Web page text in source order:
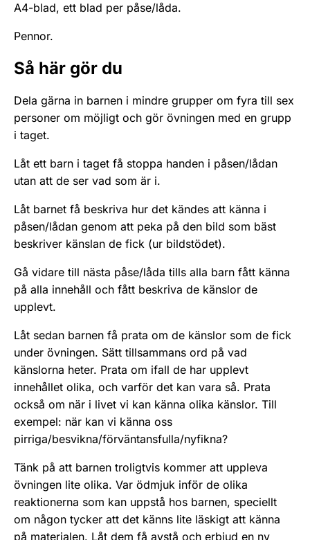
A4-blad, ett blad per påse/låda.
Pennor.
Så här gör du
Dela gärna in barnen i mindre grupper om fyra till sex
personer om möjligt och gör övningen med en grupp
i taget.
Låt ett barn i taget få stoppa handen i påsen/lådan
utan att de ser vad som är i.
Låt barnet få beskriva hur det kändes att känna i
påsen/lådan genom att peka på den bild som bäst
beskriver känslan de fick (ur bildstödet).
Gå vidare till nästa påse/låda tills alla barn fått känna
på alla innehåll och fått beskriva de känslor de
upplevt.
Låt sedan barnen få prata om de känslor som de fick
under övningen. Sätt tillsammans ord på vad
känslorna heter. Prata om ifall de har upplevt
innehållet olika, och varför det kan vara så. Prata
också om när i livet vi kan känna olika känslor. Till
exempel: när kan vi känna oss
pirriga/besvikna/förväntansfulla/nyfikna?
Tänk på att barnen troligtvis kommer att uppleva
övningen lite olika. Var ödmjuk inför de olika
reaktionerna som kan uppstå hos barnen, speciellt
om någon tycker att det känns lite läskigt att känna
på materialen. Låt dem få avstå och erbjud en ny